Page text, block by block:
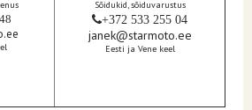
Sõidukid, sõiduvarustus
+372 533 255 04
janek@starmoto.ee
Eesti ja Vene keel